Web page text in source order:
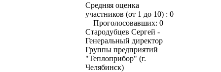
Средняя оценка
участников (от 1 до 10) : 0
Проголосовавших: 0
Стародубцев Сергей -
Генеральный директор
Группы предприятий
"Теплоприбор" (г.
Челябинск)